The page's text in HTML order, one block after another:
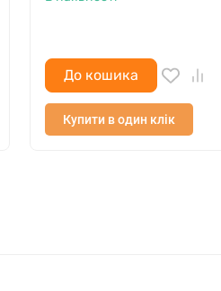
До кошика
Купити в один клік